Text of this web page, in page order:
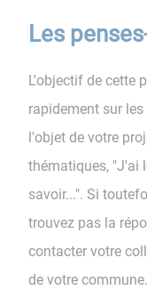
Les
L'objectif de cette
rapidement sur
l'objet de votre
thématiques, "J'ai
savoir...". Si
trouvez pas la
contacter votre
de votre commune.